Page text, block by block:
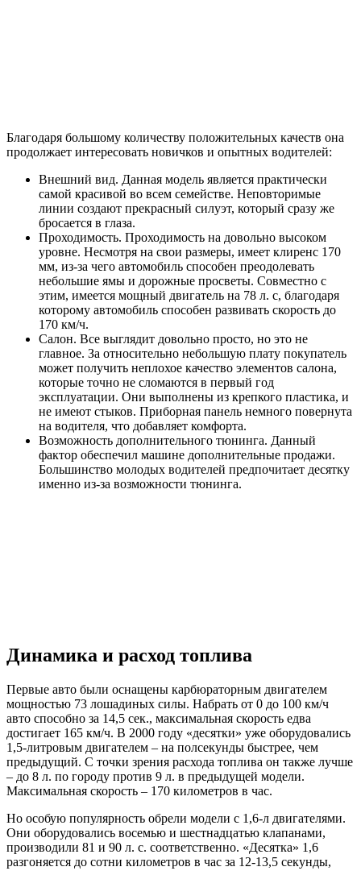
Благодаря большому количеству положительных качеств она
продолжает интересовать новичков и опытных водителей:
Внешний вид. Данная модель является практически
самой красивой во всем семействе. Неповторимые
линии создают прекрасный силуэт, который сразу же
бросается в глаза.
Проходимость. Проходимость на довольно высоком
уровне. Несмотря на свои размеры, имеет клиренс 170
мм, из-за чего автомобиль способен преодолевать
небольшие ямы и дорожные просветы. Совместно с
этим, имеется мощный двигатель на 78 л. с, благодаря
которому автомобиль способен развивать скорость до
170 км/ч.
Салон. Все выглядит довольно просто, но это не
главное. За относительно небольшую плату покупатель
может получить неплохое качество элементов салона,
которые точно не сломаются в первый год
эксплуатации. Они выполнены из крепкого пластика, и
не имеют стыков. Приборная панель немного повернута
на водителя, что добавляет комфорта.
Возможность дополнительного тюнинга. Данный
фактор обеспечил машине дополнительные продажи.
Большинство молодых водителей предпочитает десятку
именно из-за возможности тюнинга.
Динамика и расход топлива
Первые авто были оснащены карбюраторным двигателем
мощностью 73 лошадиных силы. Набрать от 0 до 100 км/ч
авто способно за 14,5 сек., максимальная скорость едва
достигает 165 км/ч. В 2000 году «десятки» уже оборудовались
1,5-литровым двигателем – на полсекунды быстрее, чем
предыдущий. С точки зрения расхода топлива он также лучше
– до 8 л. по городу против 9 л. в предыдущей модели.
Максимальная скорость – 170 километров в час.
Но особую популярность обрели модели с 1,6-л двигателями.
Они оборудовались восемью и шестнадцатью клапанами,
производили 81 и 90 л. с. соответственно. «Десятка» 1,6
разгоняется до сотни километров в час за 12-13,5 секунды,